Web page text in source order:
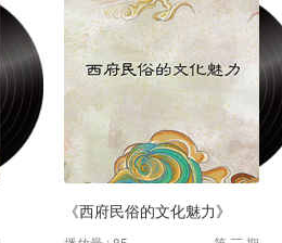
《西府民俗的文化魅力》